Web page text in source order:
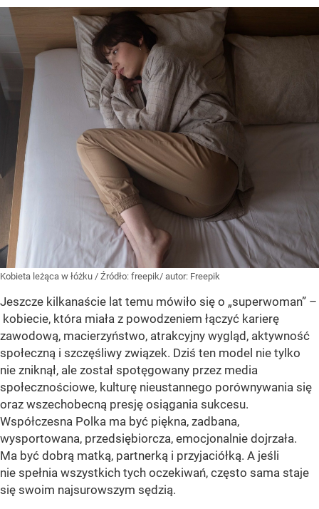
Kobieta leżąca w łóżku / Źródło: freepik/ autor: Freepik
Jeszcze kilkanaście lat temu mówiło się o „superwoman” –
kobiecie, która miała z powodzeniem łączyć karierę
zawodową, macierzyństwo, atrakcyjny wygląd, aktywność
społeczną i szczęśliwy związek. Dziś ten model nie tylko
nie zniknął, ale został spotęgowany przez media
społecznościowe, kulturę nieustannego porównywania się
oraz wszechobecną presję osiągania sukcesu.
Współczesna Polka ma być piękna, zadbana,
wysportowana, przedsiębiorcza, emocjonalnie dojrzała.
Ma być dobrą matką, partnerką i przyjaciółką. A jeśli
nie spełnia wszystkich tych oczekiwań, często sama staje
się swoim najsurowszym sędzią.